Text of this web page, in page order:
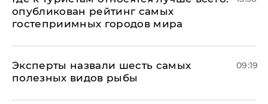
опубликован рейтинг самых
гостеприимных городов мира
Эксперты назвали шесть самых
полезных видов рыбы
09:19